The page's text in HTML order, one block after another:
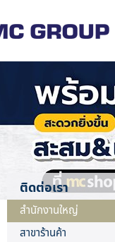
ติดต่อเรา
สำนักงานใหญ่
สาขาร้านค้า